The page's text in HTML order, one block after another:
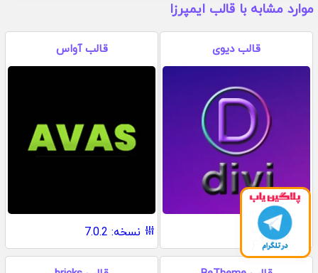
موارد مشابه با قالب ایمپرزا
قالب دیوی
نسخه: 5.8
قالب آواس
نسخه: 7.0.2